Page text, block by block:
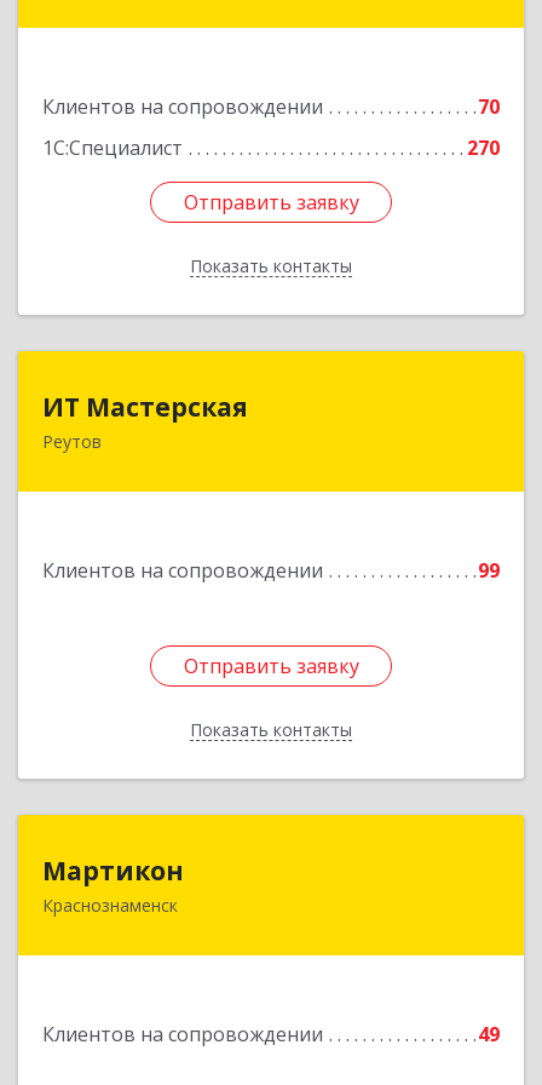
Клиентов на сопровождении
70
1С:Специалист
270
Отправить заявку
Показать контакты
Подробнее
Отправить заявку
Назад
ИТ Мастерская
Реутов
Клиентов на сопровождении 99
Отправить заявку
Показать контакты
Отправить заявку
Назад
Мартикон
Краснознаменск
Клиентов на сопровождении 49
143090, Московская обл, Краснознаменск г,